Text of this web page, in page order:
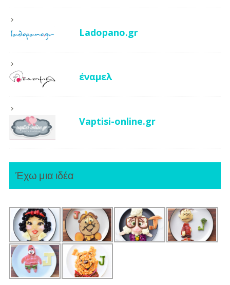
Ladopano.gr
έναμελ
Vaptisi-online.gr
Έχω μια ιδέα